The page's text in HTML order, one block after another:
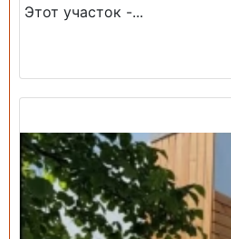
Этот участок -...